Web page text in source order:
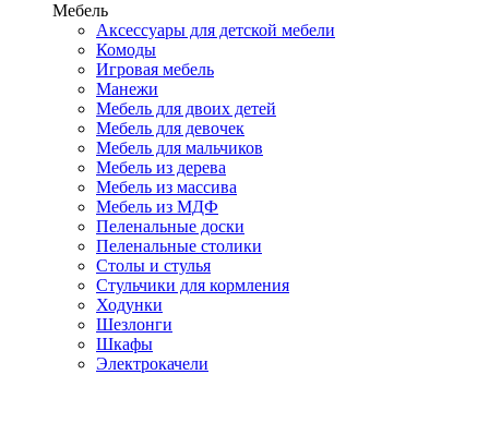
Мебель
Аксессуары для детской мебели
Комоды
Игровая мебель
Манежи
Мебель для двоих детей
Мебель для девочек
Мебель для мальчиков
Мебель из дерева
Мебель из массива
Мебель из МДФ
Пеленальные доски
Пеленальные столики
Столы и стулья
Стульчики для кормления
Ходунки
Шезлонги
Шкафы
Электрокачели